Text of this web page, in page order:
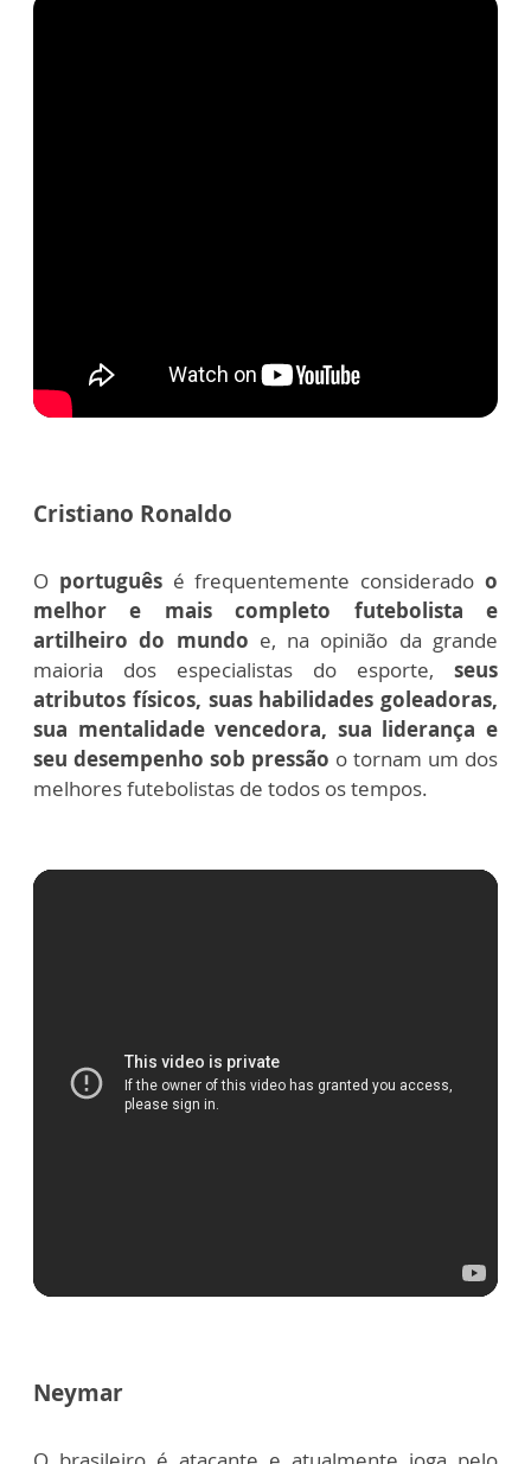
Cristiano Ronaldo
O portuguêsé frequentemente considerado o
melhor e mais completo futebolista e
artilheiro do mundo e, na opinião da grande
maioria dos especialistas do esporte, seus
atributos físicos, suas habilidades goleadoras,
sua mentalidade vencedora, sua liderança e
seu desempenho sob pressão o tornam um dos
melhores futebolistas de todos os tempos.
Neymar